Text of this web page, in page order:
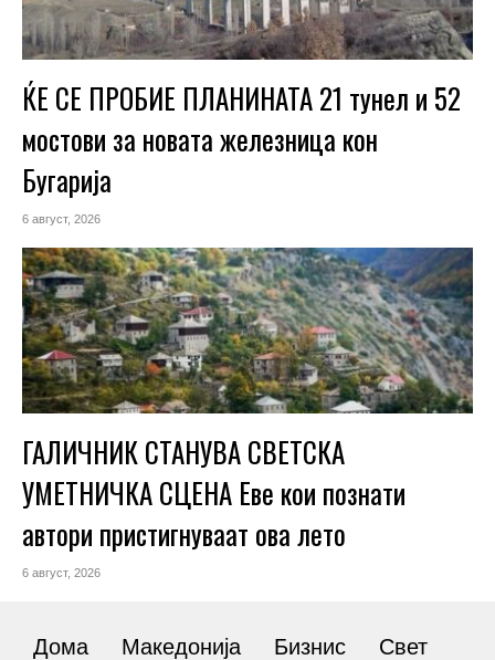
ЌЕ СЕ ПРОБИЕ ПЛАНИНАТА 21 тунел и 52
мостови за новата железница кон
Бугарија
6 август, 2026
ГАЛИЧНИК СТАНУВА СВЕТСКА
УМЕТНИЧКА СЦЕНА Еве кои познати
автори пристигнуваат ова лето
6 август, 2026
Дома Македонија Бизнис Свет